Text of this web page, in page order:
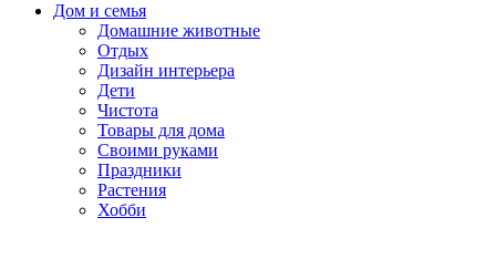
Дом и семья
Домашние животные
Отдых
Дизайн интерьера
Дети
Чистота
Товары для дома
Своими руками
Праздники
Растения
Хобби